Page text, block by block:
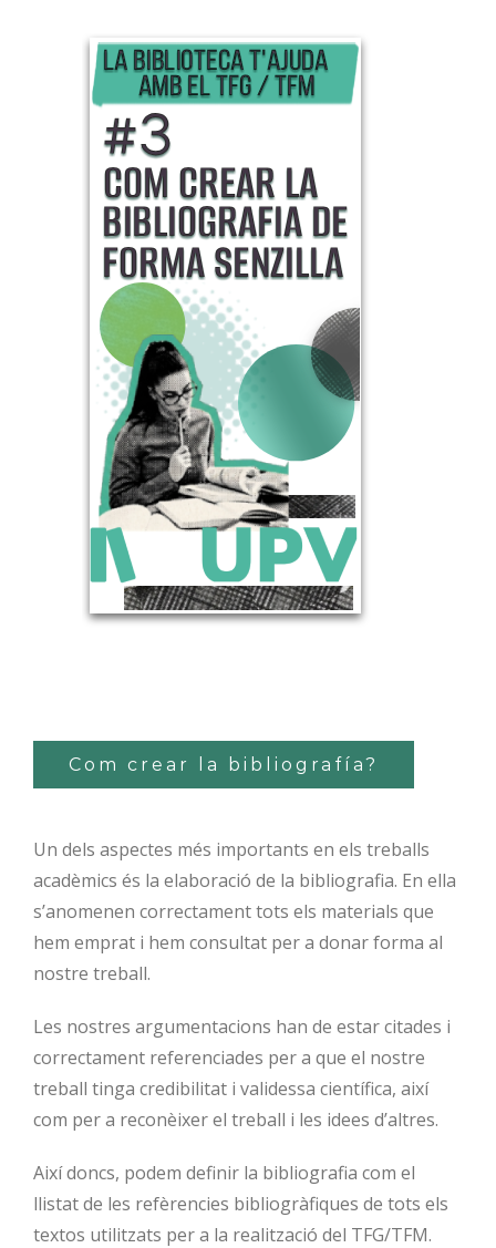
Com crear la bibliografía?
Un dels aspectes més importants en els treballs
acadèmics és la elaboració de la bibliografia. En ella
s’anomenen correctament tots els materials que
hem emprat i hem consultat per a donar forma al
nostre treball.
Les nostres argumentacions han de estar citades i
correctament referenciades per a que el nostre
treball tinga credibilitat i validessa científica, així
com per a reconèixer el treball i les idees d’altres.
Així doncs, podem definir la bibliografia com el
llistat de les refèrencies bibliogràfiques de tots els
textos utilitzats per a la realització del TFG/TFM.